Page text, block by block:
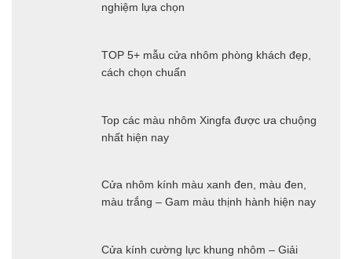
nghiệm lựa chọn
TOP 5+ mẫu cửa nhôm phòng khách đẹp,
cách chọn chuẩn
Top các màu nhôm Xingfa được ưa chuộng
nhất hiện nay
Cửa nhôm kính màu xanh đen, màu đen,
màu trắng – Gam màu thịnh hành hiện nay
Cửa kính cường lực khung nhôm – Giải